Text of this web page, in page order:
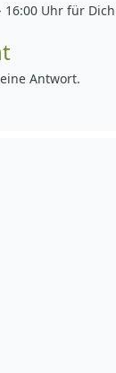
16:00 Uhr für Dich
Antwort.